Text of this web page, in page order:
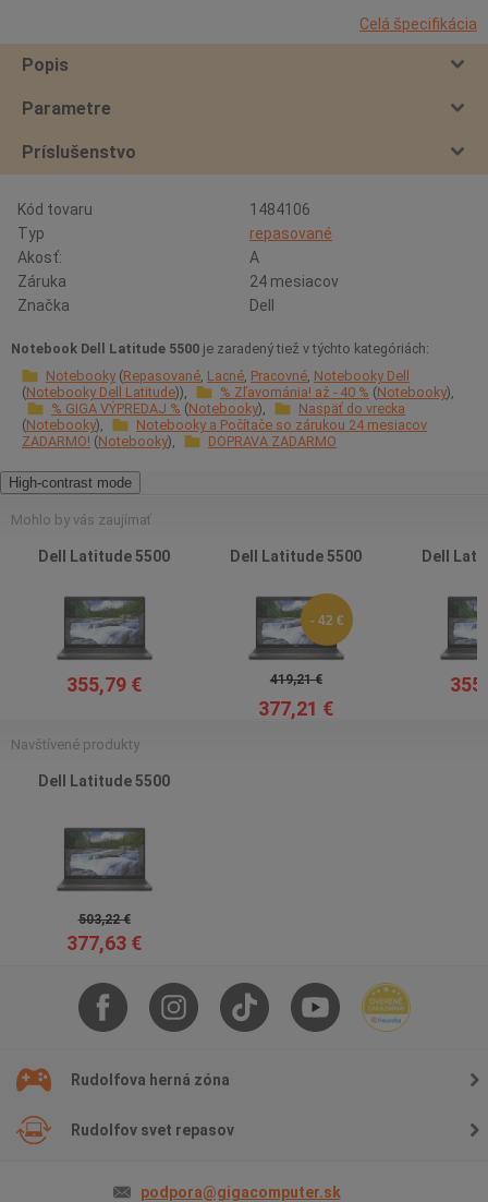
Celá špecifikácia
Popis
Parametre
Príslušenstvo
Kód tovaru
1484106
Typ
repasované
Akosť:
A
Záruka
24 mesiacov
Značka
Dell
Notebook Dell Latitude 5500 je zaradený tiež v týchto kategóriách:
Notebooky Repasované Lacné Pracovné Notebooky Dell
Notebooky Dell Latitude
% Zľavománia! až - 40 % Notebooky
% GIGA VÝPREDAJ % Notebooky
Naspäť do vrecka
Notebooky
Notebooky a Počítače so zárukou 24 mesiacov
ZADARMO! Notebooky DOPRAVA ZADARMO
High-contrast mode
Mohlo by vás zaujímať
Dell Latitude 5500
355,79 €
Dell Latitude 5500
- 42 €
419,21 €
377,21 €
Dell
Navštívené produkty
Dell Latitude 5500
503,22 €
377,63 €
Rudolfova herná zóna
Rudolfov svet repasov
podpora@gigacomputer.sk